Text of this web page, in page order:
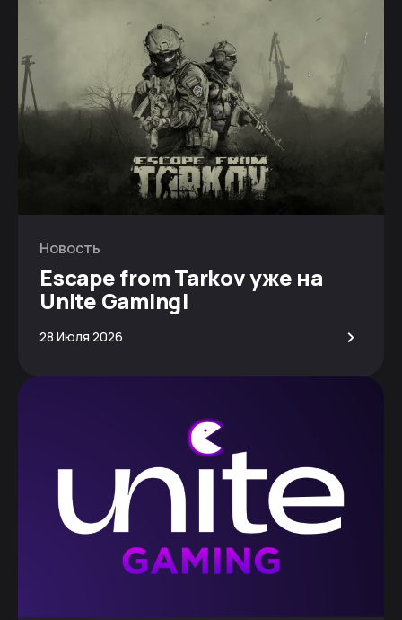
Новость
Escape from Tarkov уже на
Unite Gaming!
28 Июля 2026 >